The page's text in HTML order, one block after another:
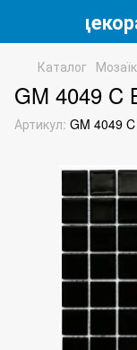
Каталог
GM 4049 C
Артикул: GM 4049